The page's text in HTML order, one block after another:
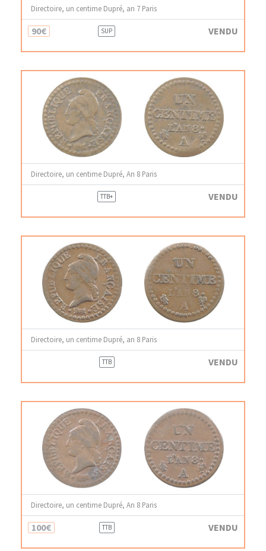
Directoire, un centime Dupré, an 7 Paris
90€ SUP VENDU
Directoire, un centime Dupré, An 8 Paris
TTB+ VENDU
Directoire, un centime Dupré, an 8 Paris
TTB VENDU
Directoire, un centime Dupré, An 8 Paris
100€ TTB VENDU